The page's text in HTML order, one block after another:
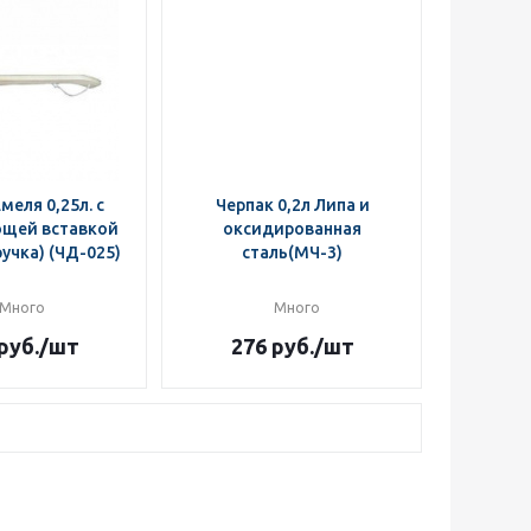
0,25л. с
вставкой
(ЧД-025)
Много
/шт
Черпак 0,2л Липа и
оксидированная
сталь(МЧ-3)
Много
276руб./шт